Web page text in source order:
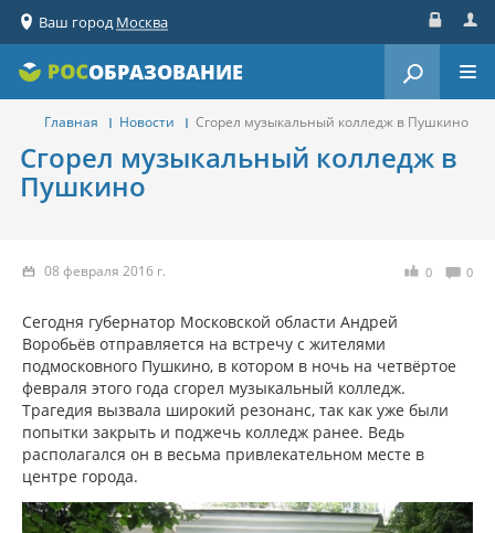
Ваш городМосква
ОБРАЗОВАНИЕ
Главная Новости Сгорел музыкальный колледж в Пушкино
Сгорел музыкальный колледж в
Пушкино
08 февраля 2016 г. 0
0
Сегодня губернатор Московской области Андрей
Воробьёв отправляется на встречу с жителями
подмосковного Пушкино, в котором в ночь на четвёртое
февраля этого года сгорел музыкальный колледж.
Трагедия вызвала широкий резонанс, так как уже были
попытки закрыть и поджечь колледж ранее. Ведь
располагался он в весьма привлекательном месте в
центре города.